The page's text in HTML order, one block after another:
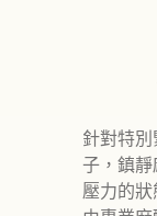
針對特
子，鎮靜
壓力的